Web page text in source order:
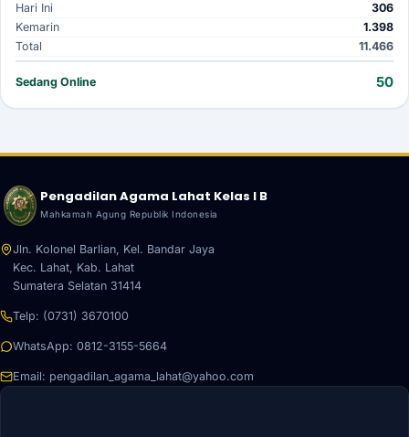
Hari Ini
306
Kemarin
1.398
Total
11.466
Sedang Online 50
Pengadilan Agama Lahat Kelas I B
Mahkamah Agung Republik Indonesia
Jln. Kolonel Barlian, Kel. Bandar Jaya
Kec. Lahat, Kab. Lahat
Sumatera Selatan 31414
Telp: (0731) 3670100
WhatsApp: 0812-3155-5664
Email: pengadilan_agama_lahat@yahoo.com